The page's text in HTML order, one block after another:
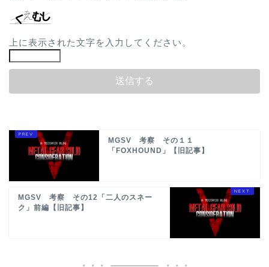
上に表示された文字を入力してください。
MGSV 考察 その１１
「FOXHOUND」【旧記事】
MGSV 考察 その12「二人のスネー
ク」前編【旧記事】